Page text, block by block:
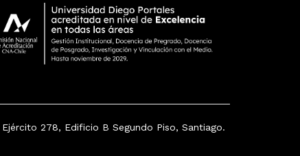
Ejército 278, Edificio B Segundo Piso, Santiago.